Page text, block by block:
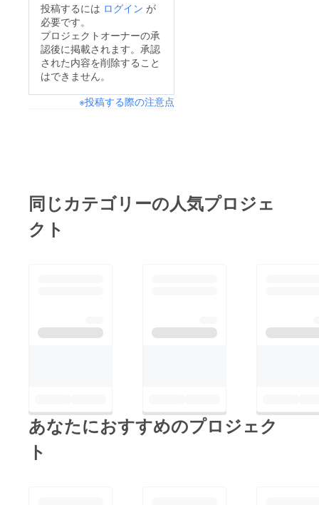
om/@user-
vm5sp4vy1l ■クロノス
Twitter :
https://twitter.com/Kro
https://www.youtube.c
うぞ彩雨・メンバーを
応援宜しくお願い致し
投稿するには ログイン が
必要です。
プロジェクトオーナーの承
認後に掲載されます。承認
された内容を削除すること
はできません。
※投稿する際の注意点
同じカテゴリーの人気プロジェ
クト
あなたにおすすめのプロジェク
ト